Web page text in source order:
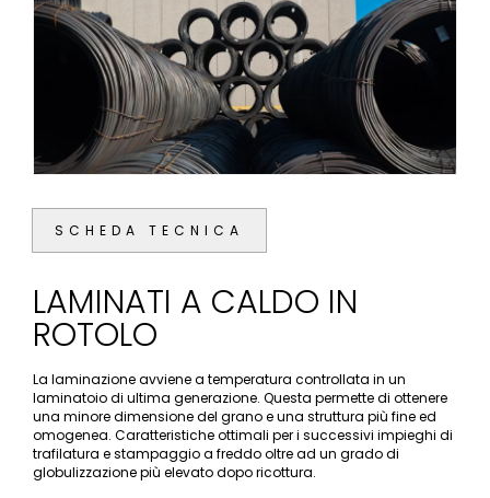
SCHEDA TECNICA
LAMINATI A CALDO IN
ROTOLO
La laminazione avviene a temperatura controllata in un
laminatoio di ultima generazione. Questa permette di ottenere
una minore dimensione del grano e una struttura più fine ed
omogenea. Caratteristiche ottimali per i successivi impieghi di
trafilatura e stampaggio a freddo oltre ad un grado di
globulizzazione più elevato dopo ricottura.